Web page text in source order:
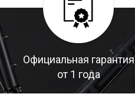
Официальная гарантия
от 1 года